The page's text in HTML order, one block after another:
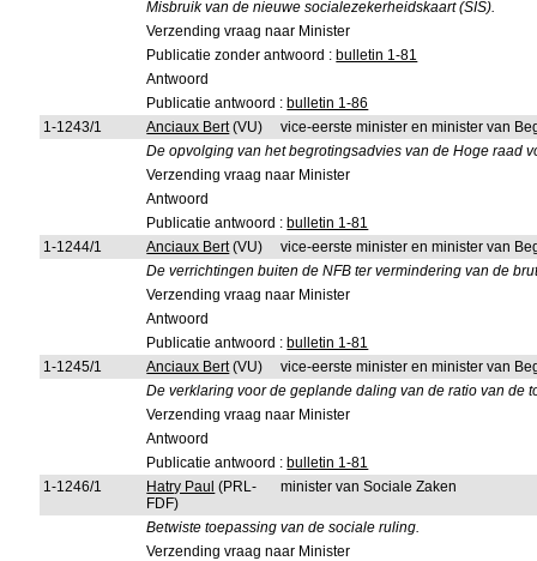
Misbruik van de nieuwe socialezekerheidskaart (SIS).
Verzending vraag naar Minister
Publicatie zonder antwoord : bulletin 1-81
Antwoord
Publicatie antwoord : bulletin 1-86
1-1243/1
Anciaux Bert(VU)
vice-eerste minister en minister van
De opvolging van het begrotingsadvies van de Hoge raad
Verzending vraag naar Minister
Antwoord
Publicatie antwoord : bulletin 1-81
1-1244/1
Anciaux Bert(VU)
vice-eerste minister en minister van
De verrichtingen buiten de NFB ter vermindering van de
Verzending vraag naar Minister
Antwoord
Publicatie antwoord : bulletin 1-81
1-1245/1
Anciaux Bert(VU)
vice-eerste minister en minister van
De verklaring voor de geplande daling van de ratio van de
Verzending vraag naar Minister
Antwoord
Publicatie antwoord : bulletin 1-81
1-1246/1
Hatry Paul (PRL-
FDF)
minister van Sociale Zaken
Betwiste toepassing van de sociale ruling.
Verzending vraag naar Minister